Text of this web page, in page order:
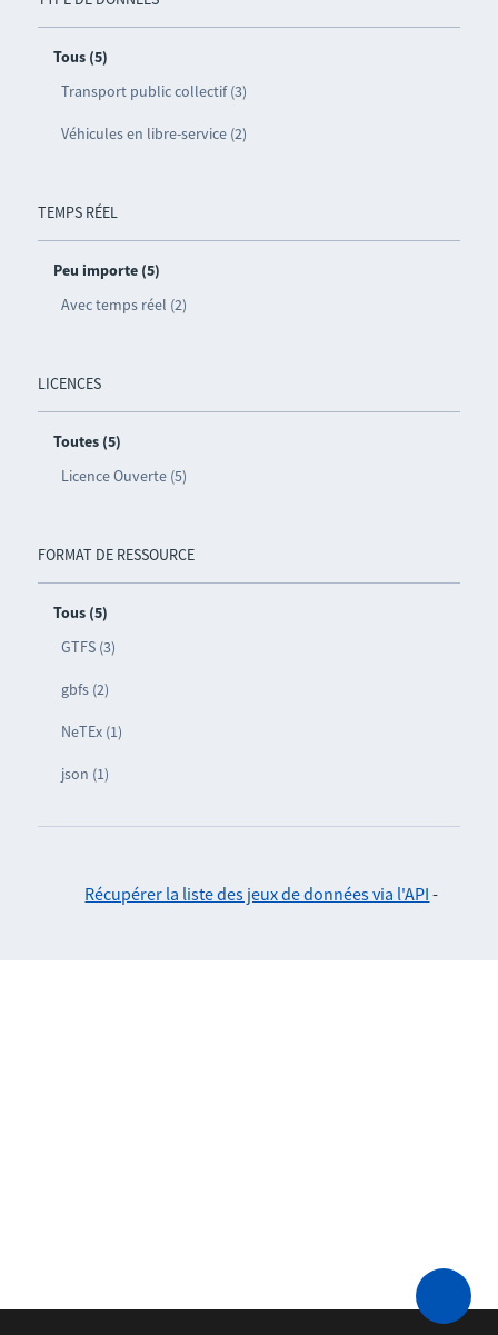
Tous (5)
Transport public collectif (3)
Véhicules en libre-service (2)
TEMPS RÉEL
Peu importe (5)
Avec temps réel (2)
LICENCES
Toutes (5)
Licence Ouverte (5)
FORMAT DE RESSOURCE
Tous (5)
GTFS (3)
gbfs (2)
NeTEx (1)
json (1)
Récupérer la liste des jeux de données via l'API -